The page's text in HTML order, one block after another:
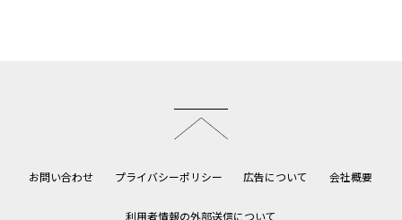
お問い合わせ プライバシーポリシー 広告について 会社概要
利用者情報の外部送信について